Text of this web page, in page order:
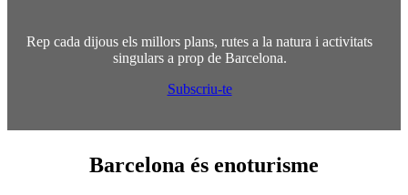
Rep cada dijous els millors plans, rutes a la natura i activitats
singulars a prop de Barcelona.
Subscriu-te
Barcelona és enoturisme